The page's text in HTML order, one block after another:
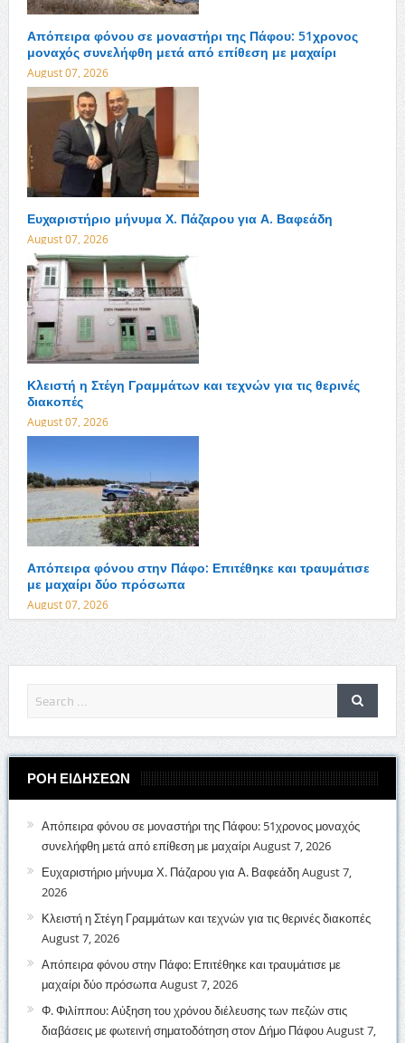
Απόπειρα φόνου σε μοναστήρι της Πάφου: 51χρονος
μοναχός συνελήφθη μετά από επίθεση με μαχαίρι
August 07, 2026
Ευχαριστήριο μήνυμα Χ. Πάζαρου για Α. Βαφεάδη
August 07, 2026
Κλειστή η Στέγη Γραμμάτων και τεχνών για τις θερινές
διακοπές
August 07, 2026
Απόπειρα φόνου στην Πάφο: Επιτέθηκε και τραυμάτισε
με μαχαίρι δύο πρόσωπα
August 07, 2026
ΡΟΗ ΕΙΔΗΣΕΩΝ
Απόπειρα φόνου σε μοναστήρι της Πάφου: 51χρονος μοναχός
συνελήφθη μετά από επίθεση με μαχαίριAugust 7, 2026
Ευχαριστήριο μήνυμα Χ. Πάζαρου για Α. ΒαφεάδηAugust 7,
2026
Κλειστή η Στέγη Γραμμάτων και τεχνών για τις θερινές διακοπές
August 7, 2026
Απόπειρα φόνου στην Πάφο: Επιτέθηκε και τραυμάτισε με
μαχαίρι δύο πρόσωπα August 7, 2026
Φ. Φιλίππου: Αύξηση του χρόνου διέλευσης των πεζών στις
διαβάσεις με φωτεινή σηματοδότηση στον Δήμο ΠάφουAugust 7,